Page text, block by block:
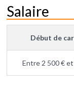
Salaire
Début de
Entre 2 500 €